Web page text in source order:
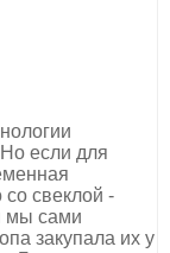
если для
со свеклой -
мы сами
закупала их у